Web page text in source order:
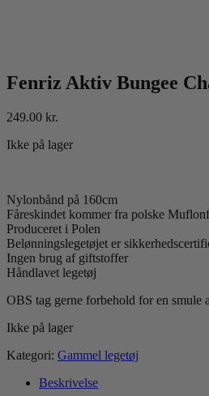
Fenriz Aktiv Bungee
249.00 kr.
Ikke på lager
Nylonbånd på 160cm
Fåreskindet kommer fra polske
Produceret i Polen
Belønningslegetøjet er
Ingen brug af giftstoffer
Håndlavet legetøj
OBS tag gerne forbehold for en smule
Ikke på lager
Kategori: Gammel legetøj
Beskrivelse